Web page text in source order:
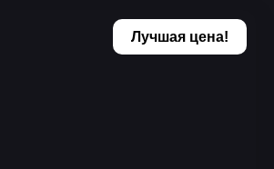
Лучшая цена!